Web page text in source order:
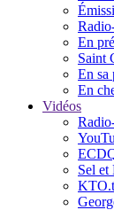
En
Saint
En sa
En
Vidéos
Sel et